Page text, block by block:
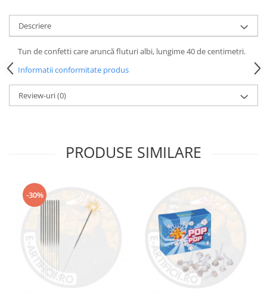
Descriere
Tun de confetti care aruncă fluturi albi, lungime 40 de centimetri.
Informatii conformitate produs
Review-uri(0)
PRODUSE SIMILARE
-30%